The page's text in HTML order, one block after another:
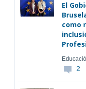
El
como
2